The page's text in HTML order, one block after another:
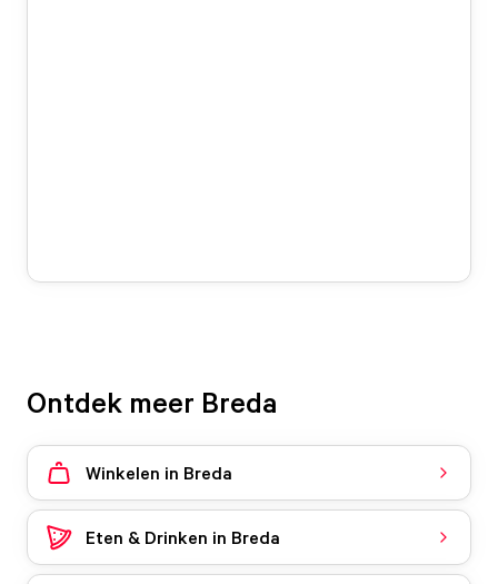
Ontdek meer Breda
Winkelen in Breda
Eten & Drinken in Breda